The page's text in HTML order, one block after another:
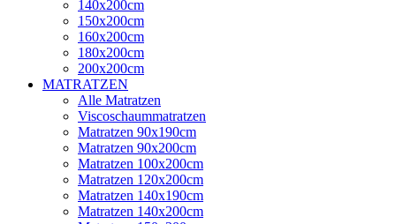
140x200cm
150x200cm
160x200cm
180x200cm
200x200cm
MATRATZEN
Alle Matratzen
Viscoschaummatratzen
Matratzen 90x190cm
Matratzen 90x200cm
Matratzen 100x200cm
Matratzen 120x200cm
Matratzen 140x190cm
Matratzen 140x200cm